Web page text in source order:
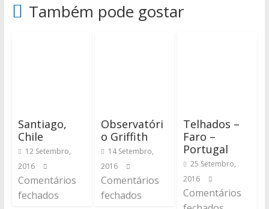
Também pode gostar
Santiago,
Chile
12 Setembro,
2016
Comentários
fechados
Observatóri
o Griffith
14 Setembro,
2016
Comentários
fechados
Telhados –
Faro –
Portugal
25 Setembro,
2016
Comentários